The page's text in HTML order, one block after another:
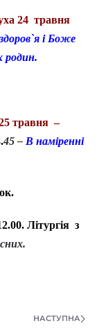
24 травня
і Боже
родин.
травня –
45 – В наміренні
Літургія з
НАСТУПНА